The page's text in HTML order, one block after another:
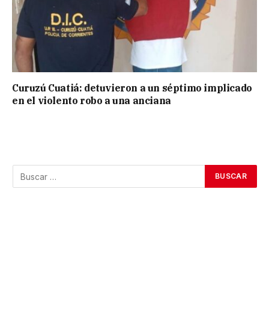
Curuzú Cuatiá: detuvieron a un séptimo implicado
en el violento robo a una anciana